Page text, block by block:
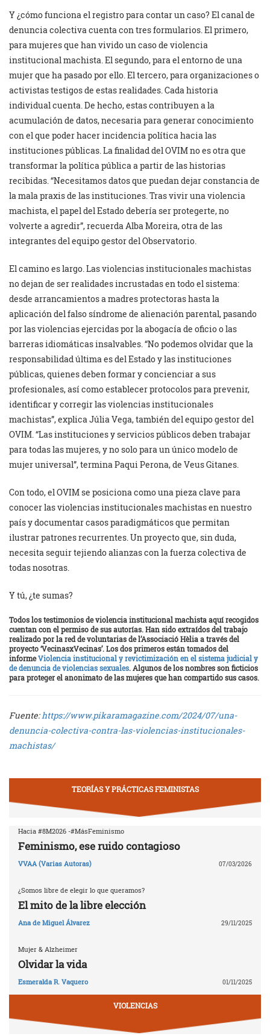
Y ¿cómo funciona el registro para contar un caso? El canal de
denuncia colectiva cuenta con tres formularios. El primero,
para mujeres que han vivido un caso de violencia
institucional machista. El segundo, para el entorno de una
mujer que ha pasado por ello. El tercero, para organizaciones o
activistas testigos de estas realidades. Cada historia
individual cuenta. De hecho, estas contribuyen a la
acumulación de datos, necesaria para generar conocimiento
con el que poder hacer incidencia política hacia las
instituciones públicas. La finalidad del OVIM no es otra que
transformar la política pública a partir de las historias
recibidas. “Necesitamos datos que puedan dejar constancia de
la mala praxis de las instituciones. Tras vivir una violencia
machista, el papel del Estado debería ser protegerte, no
volverte a agredir”, recuerda Alba Moreira, otra de las
integrantes del equipo gestor del Observatorio.
El camino es largo. Las violencias institucionales machistas
no dejan de ser realidades incrustadas en todo el sistema:
desde arrancamientos a madres protectoras hasta la
aplicación del falso síndrome de alienación parental, pasando
por las violencias ejercidas por la abogacía de oficio o las
barreras idiomáticas insalvables. “No podemos olvidar que la
responsabilidad última es del Estado y las instituciones
públicas, quienes deben formar y concienciar a sus
profesionales, así como establecer protocolos para prevenir,
identificar y corregir las violencias institucionales
machistas”, explica Júlia Vega, también del equipo gestor del
OVIM. “Las instituciones y servicios públicos deben trabajar
para todas las mujeres, y no solo para un único modelo de
mujer universal”, termina Paqui Perona, de Veus Gitanes.
Con todo, el OVIM se posiciona como una pieza clave para
conocer las violencias institucionales machistas en nuestro
país y documentar casos paradigmáticos que permitan
ilustrar patrones recurrentes. Un proyecto que, sin duda,
necesita seguir tejiendo alianzas con la fuerza colectiva de
todas nosotras.
Y tú, ¿te sumas?
Todos los testimonios de violencia institucional machista aquí recogidos
cuentan con el permiso de sus autorías. Han sido extraídos del trabajo
realizado por la red de voluntarias de l’Associació Hèlia a través del
proyecto ‘VecinasxVecinas’. Los dos primeros están tomados del
informeViolencia institucional y revictimización en el sistema judicial y
de denuncia de violencias sexuales. Algunos de los nombres son ficticios
para proteger el anonimato de las mujeres que han compartido sus casos.
Fuente:https://www.pikaramagazine.com/2024/07/una-
denuncia-colectiva-contra-las-violencias-institucionales-
machistas/
TEORÍAS Y PRÁCTICAS FEMINISTAS
Hacia #8M2026 -#MásFeminismo
Feminismo, ese ruido contagioso
VVAA (Varias Autoras) 07/03/2026
¿Somos libre de elegir lo que queramos?
El mito de la libre elección
Ana de Miguel Álvarez 29/11/2025
Mujer & Alzheimer
Olvidar la vida
Esmeralda R. Vaquero 01/11/2025
VIOLENCIAS